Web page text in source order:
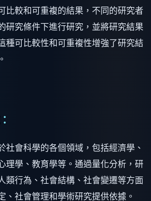
比較和可重複的結果，不同的研究者
研究條件下進行研究，並將研究結果
種可比較性和可重複性增強了研究結
社會科學的各個領域，包括經濟學、
理學、教育學等。通過量化分析，研
類行為、社會結構、社會變遷等方面
、社會管理和學術研究提供依據。